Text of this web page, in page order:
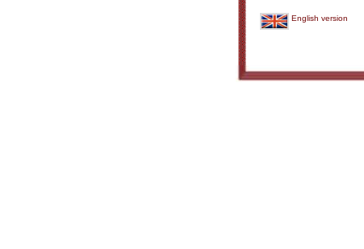
English version